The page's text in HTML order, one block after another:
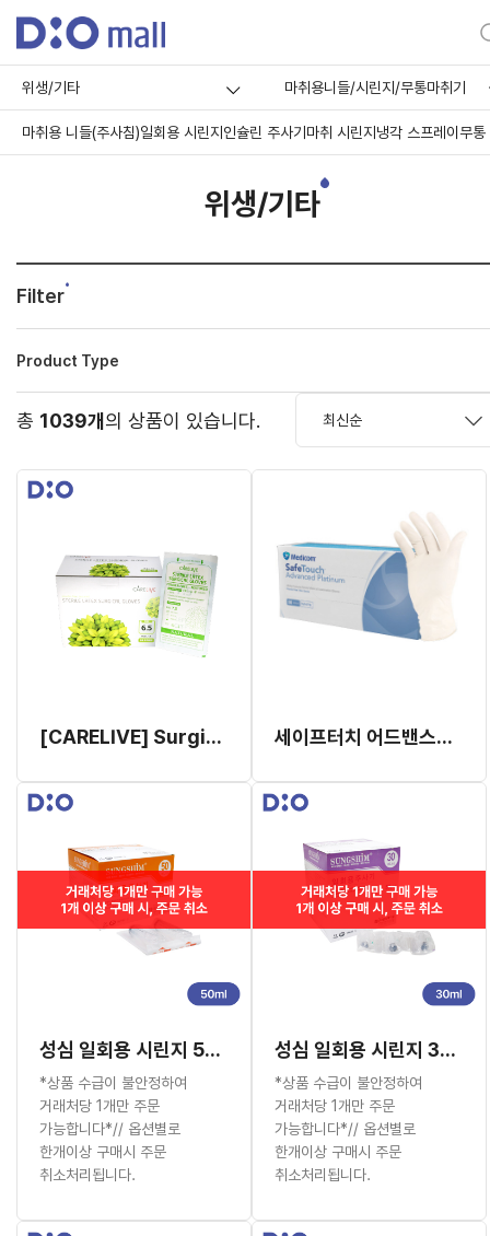
위생/기타 마취용니들/시린지/무통마취기
마취용 니들(주사침)일회용 시린지 인슐린 주사기 마취 시린지 냉각 스프레이 무통
위생/기타
Filter
Product Type
총 1039개의 상품이 있습니다.
[CARELIVE] Surgical Gloves 세이프터치 어드밴스드 플래티넘 나이트릴 글러브
성심 일회용 시린지 50ml (유침)
*상품 수급이 불안정하여
거래처당 1개만 주문
가능합니다*// 옵션별로
한개이상 구매시 주문
취소처리됩니다.
성심 일회용 시린지 30ml (유침)
*상품 수급이 불안정하여
거래처당 1개만 주문
가능합니다*// 옵션별로
한개이상 구매시 주문
취소처리됩니다.